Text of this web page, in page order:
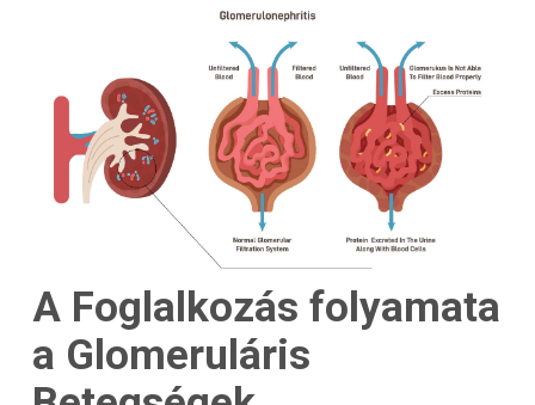
A Foglalkozás folyamata
a Glomeruláris